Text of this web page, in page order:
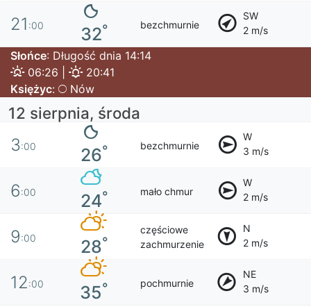
21 :00 32° bezchmurnie
SW
2 m/s
Słońce: Długość dnia 14:14
06:26 |
20:41
Księżyc: Nów
12 sierpnia, środa
3:00 26° bezchmurnie
W
3 m/s
6:00 24° mało chmur
W
2 m/s
9:00 28°
częściowe
zachmurzenie
N
2 m/s
12:00 35° pochmurnie
NE
3 m/s